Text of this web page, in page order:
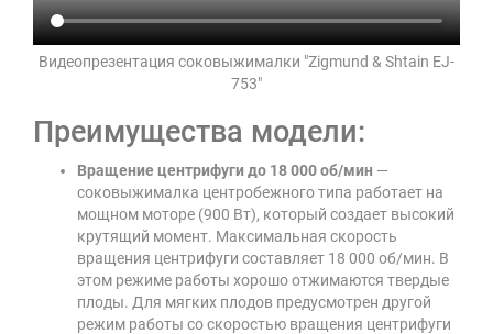
Видеопрезентация соковыжималки "Zigmund & Shtain EJ-
753"
Преимущества модели:
Вращение центрифуги до 18 000 об/мин —
соковыжималка центробежного типа работает на
мощном моторе (900 Вт), который создает высокий
крутящий момент. Максимальная скорость
вращения центрифуги составляет 18 000 об/мин. В
этом режиме работы хорошо отжимаются твердые
плоды. Для мягких плодов предусмотрен другой
режим работы со скоростью вращения центрифуги